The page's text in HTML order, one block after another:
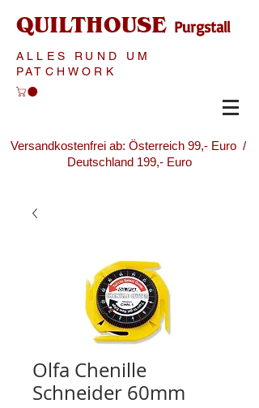
QUILTHOUSE Purgstall
ALLES RUND UM
PATCHWORK
Versandkostenfrei ab: Österreich 99,- Euro /
Deutschland 199,- Euro
Olfa Chenille
Schneider 60mm